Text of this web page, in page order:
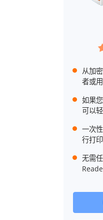
从加
者或用
如果
可以
一次
行打
无需